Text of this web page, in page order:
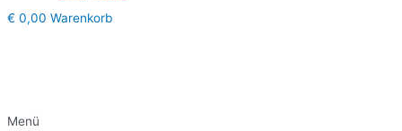
€ 0,00 Warenkorb
Menü